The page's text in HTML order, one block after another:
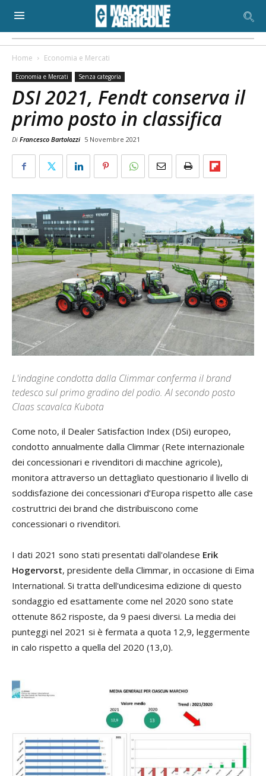
Home Economia e Mercati
Economia e Mercati Senza categoria
DSI 2021, Fendt conserva il
primo posto in classifica
Di Francesco Bartolozzi 5 Novembre 2021
L'indagine condotta dalla Climmar conferma il brand
tedesco sul primo gradino del podio. Al secondo posto
Claas scavalca Kubota
Come noto, il Dealer Satisfaction Index (DSi) europeo,
condotto annualmente dalla Climmar (Rete internazionale
dei concessionari e rivenditori di macchine agricole),
monitora attraverso un dettagliato questionario il livello di
soddisfazione dei concessionari d’Europa rispetto alle case
costruttrici dei brand che distribuiscono come
concessionari o rivenditori.
I dati 2021 sono stati presentati dall'olandese Erik
Hogervorst, presidente della Climmar, in occasione di Eima
International. Si tratta dell'undicesima edizione di questo
sondaggio ed esattamente come nel 2020 sono state
ottenute 862 risposte, da 9 paesi diversi. La media dei
punteggi nel 2021 si è fermata a quota 12,9, leggermente
in calo rispetto a quella del 2020 (13,0).